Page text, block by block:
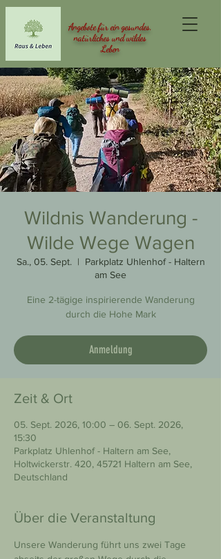
Angebote für ein gesundes,
natürliches und wildes
Leben
Wildnis Wanderung -
Wilde Wege Wagen
Sa., 05. Sept.
  |
Parkplatz Uhlenhof - Haltern
am See
Eine 2-tägige inspirierende Wanderung
durch die Hohe Mark
Anmeldung
Zeit & Ort
05. Sept. 2026, 10:00 – 06. Sept. 2026,
15:30
Parkplatz Uhlenhof - Haltern am See,
Holtwickerstr. 420, 45721 Haltern am See,
Deutschland
Über die Veranstaltung
Unsere Wanderung führt uns zwei Tage